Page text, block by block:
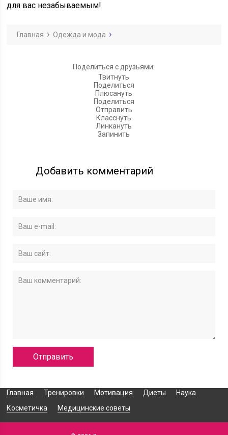
для вас незабываемым!
Главная Одежда и мода
Поделиться с друзьями:
Твитнуть
Поделиться
Плюсануть
Поделиться
Отправить
Класснуть
Линкануть
Запинить
Добавить комментарий
Главная Тренировки Мотивация Диеты
Наука
Косметичка
Медицинские советы